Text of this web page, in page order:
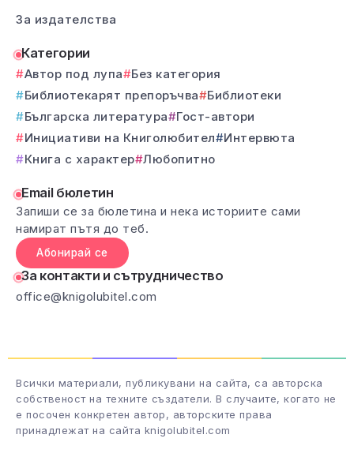
За издателства
Категории
Автор под лупа
Без категория
Библиотекарят препоръчва
Библиотеки
Българска литература
Гост-автори
Инициативи на Книголюбител
Интервюта
Книга с характер Любопитно
Email бюлетин
Запиши се за бюлетина и нека историите сами
намират пътя до теб.
Абонирай се
За контакти и сътрудничество
office@knigolubitel.com
Всички материали, публикувани на сайта, са авторска
собственост на техните създатели. В случаите, когато не
е посочен конкретен автор, авторските права
принадлежат на сайта knigolubitel.com